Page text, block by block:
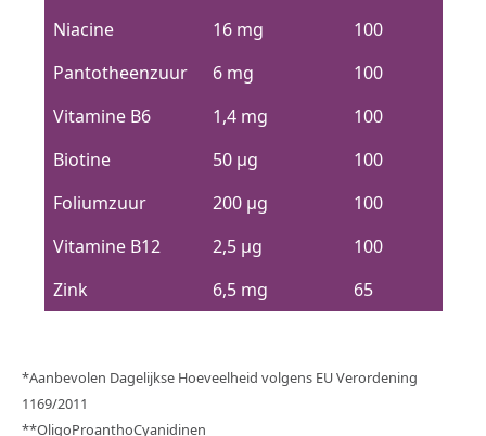
Niacine 16 mg
100
Pantotheenzuur
6 mg
100
Vitamine B6
1,4 mg
100
Biotine
50 μg
100
Foliumzuur
200 μg
100
Vitamine B12
2,5 µg
100
Zink
6,5 mg 65
*Aanbevolen Dagelijkse Hoeveelheid volgens EU Verordening
1169/2011
**OligoProanthoCyanidinen